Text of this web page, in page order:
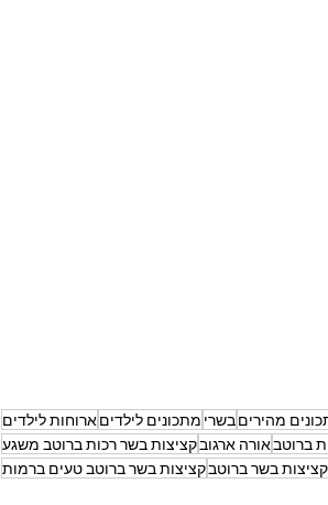
מהיריםבשרי מתכונים לילדיםארוחות לילדים
ברוטבאורה ארגובקציצות בשר רכות ברוטב משגע
בשר ברוטבקציצות בשר ברוטב טעים ברמות